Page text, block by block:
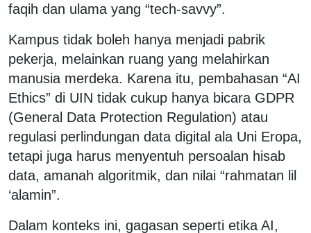
faqih dan ulama yang “tech-savvy”.
Kampus tidak boleh hanya menjadi pabrik
pekerja, melainkan ruang yang melahirkan
manusia merdeka. Karena itu, pembahasan “AI
Ethics” di UIN tidak cukup hanya bicara GDPR
(General Data Protection Regulation) atau
regulasi perlindungan data digital ala Uni Eropa,
tetapi juga harus menyentuh persoalan hisab
data, amanah algoritmik, dan nilai “rahmatan lil
‘alamin”.
Dalam konteks ini, gagasan seperti etika AI,